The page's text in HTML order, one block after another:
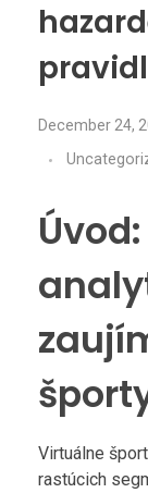
December 24,
Virtuálne
rastúcich